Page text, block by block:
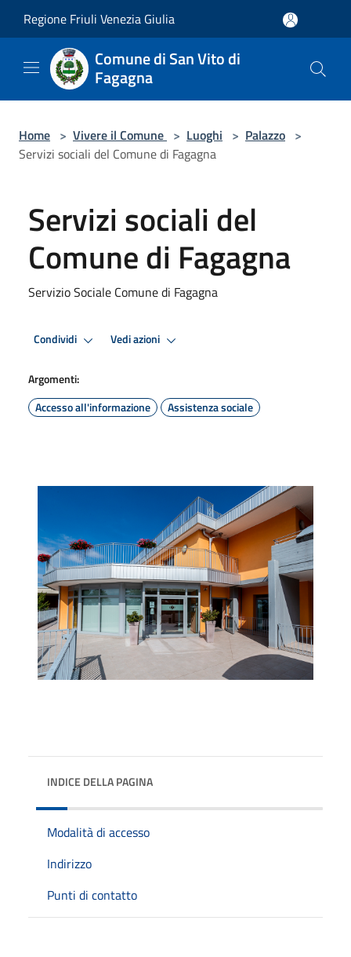
Regione Friuli Venezia Giulia
Comune di San Vito di
Fagagna
Home > Vivere il Comune > Luoghi > Palazzo >
Servizi sociali del Comune di Fagagna
Servizi sociali del
Comune di Fagagna
Servizio Sociale Comune di Fagagna
Condividi Vedi azioni
Argomenti:
Accesso all'informazione
Assistenza sociale
INDICE DELLA PAGINA
Modalità di accesso
Indirizzo
Punti di contatto